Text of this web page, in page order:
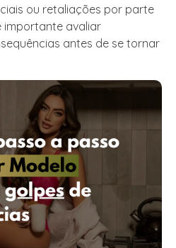
ou retaliações por parte
importante avaliar
antes de se tornar